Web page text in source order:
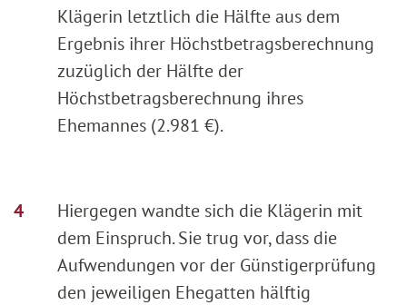
Klägerin letztlich die Hälfte aus dem
Ergebnis ihrer Höchstbetragsberechnung
zuzüglich der Hälfte der
Höchstbetragsberechnung ihres
Ehemannes (2.981 €).
Hiergegen wandte sich die Klägerin mit
dem Einspruch. Sie trug vor, dass die
Aufwendungen vor der Günstigerprüfung
den jeweiligen Ehegatten hälftig